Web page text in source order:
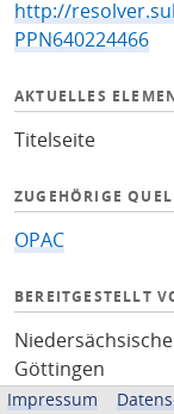
http://
PPN640224466
AKTUELLES
Titelseite
ZUGEHÖRIGE
OPAC
BEREITGESTELLT
Göttingen
Impressum